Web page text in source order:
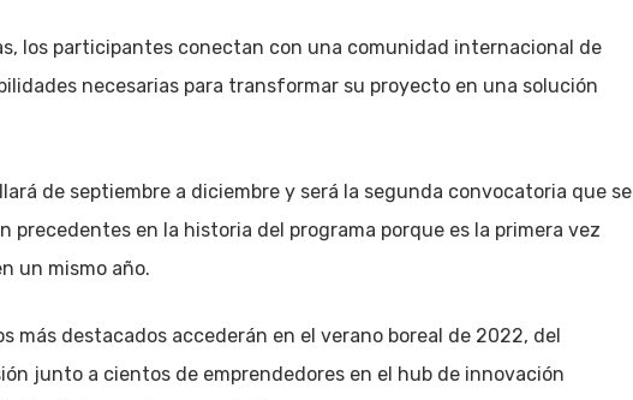
los participantes conectan con una comunidad internacional de
necesarias para transformar su proyecto en una solución
de septiembre a diciembre y será la segunda convocatoria que se
precedentes en la historia del programa porque es la primera vez
un mismo año.
más destacados accederán en el verano boreal de 2022, del
junto a cientos de emprendedores en el hub de innovación